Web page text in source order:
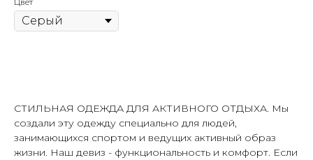
СТИЛЬНАЯ ОДЕЖДА ДЛЯ АКТИВНОГО ОТДЫХА. Мы
создали эту одежду специально для людей,
занимающихся спортом и ведущих активный образ
жизни. Наш девиз - функциональность и комфорт. Если
Написать в Telegram
Таблица размеров